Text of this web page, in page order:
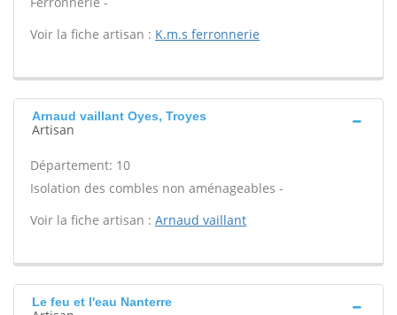
Voir la fiche artisan : K.m.s ferronnerie
Arnaud vaillant Oyes, Troyes
Artisan
Département: 10
Isolation des combles non aménageables -
Voir la fiche artisan : Arnaud vaillant
Le feu et l'eau Nanterre